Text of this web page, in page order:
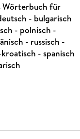
Wörterbuch für
- bulgarisch
- polnisch -
- russisch -
- spanisch